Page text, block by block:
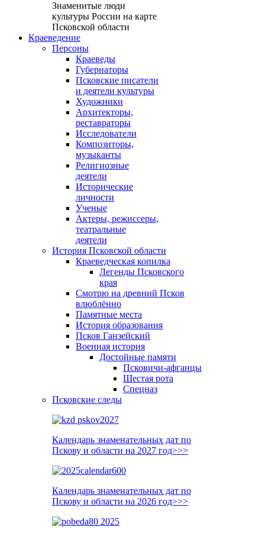
Знаменитые люди
культуры России на карте
Псковской области
Краеведение
Персоны
Краеведы
Губернаторы
Псковские писатели
и деятели культуры
Художники
Архитекторы,
реставраторы
Исследователи
Композиторы,
музыканты
Религиозные
деятели
Исторические
личности
Ученые
Актеры, режиссеры,
театральные
деятели
История Псковской области
Краеведческая копилка
Легенды Псковского
края
Смотрю на древний Псков
влюблённо
Памятные места
История образования
Псков Ганзейский
Военная история
Достойные памяти
Псковичи-афганцы
Шестая рота
Спецназ
Псковские следы
Календарь знаменательных дат по
Пскову и области на 2027 год>>>
Календарь знаменательных дат по
Пскову и области на 2026 год>>>